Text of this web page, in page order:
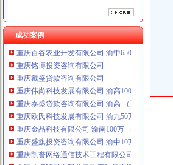
成功案例
重庆铭博投资咨询有限公司
重庆戴盛贷款咨询有限公司
重庆伟尚科技发展有限公司 渝高100万 （工商注
重庆泰盛贷款咨询有限公司 渝高 （工商注册）
重庆欧氏科技发展有限公司 渝九50万 （进出口权
重庆金品科技有限公司 渝南100万 （进出口权）
重庆盛旗投资咨询有限公司 渝中10万 （工商注册
重庆凯誉网络通信技术工程有限公司渝中分公司
上海兆妩贸易有限公司重庆时代广场分公司 渝中